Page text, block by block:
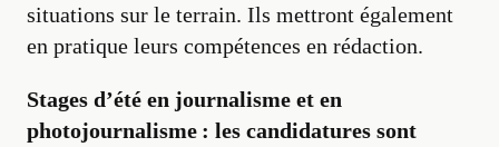
situations sur le terrain. Ils mettront également
en pratique leurs compétences en rédaction.
Stages d’été en journalisme et en
photojournalisme : les candidatures sont